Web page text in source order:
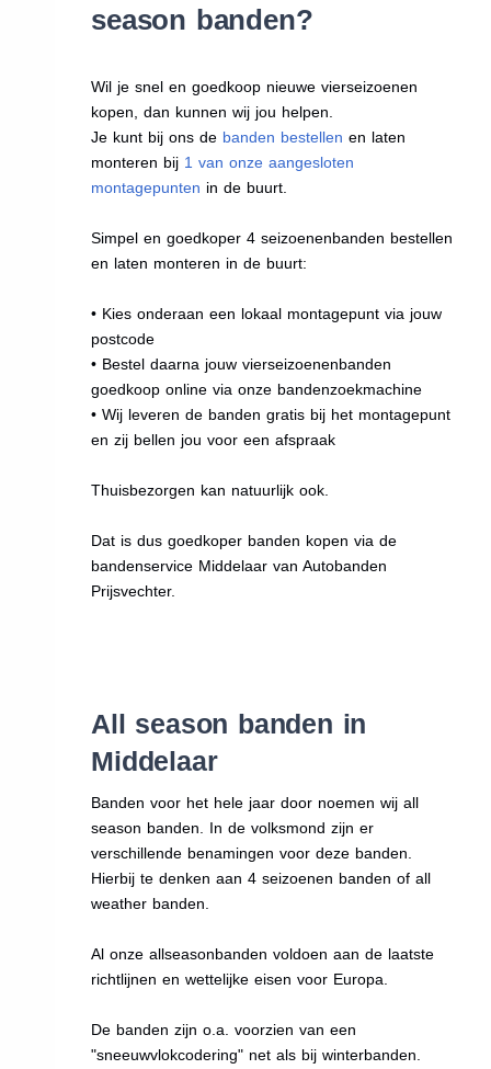
season banden?
Wil je snel en goedkoop nieuwe vierseizoenen
kopen, dan kunnen wij jou helpen.
Je kunt bij ons de banden bestellen en laten
monteren bij 1 van onze aangesloten
montagepunten in de buurt.
Simpel en goedkoper 4 seizoenenbanden bestellen
en laten monteren in de buurt:
• Kies onderaan een lokaal montagepunt via jouw
postcode
• Bestel daarna jouw vierseizoenenbanden
goedkoop online via onze bandenzoekmachine
• Wij leveren de banden gratis bij het montagepunt
en zij bellen jou voor een afspraak
Thuisbezorgen kan natuurlijk ook.
Dat is dus goedkoper banden kopen via de
bandenservice Middelaar van Autobanden
Prijsvechter.
All season banden in
Middelaar
Banden voor het hele jaar door noemen wij all
season banden. In de volksmond zijn er
verschillende benamingen voor deze banden.
Hierbij te denken aan 4 seizoenen banden of all
weather banden.
Al onze allseasonbanden voldoen aan de laatste
richtlijnen en wettelijke eisen voor Europa.
De banden zijn o.a. voorzien van een
"sneeuwvlokcodering" net als bij winterbanden.